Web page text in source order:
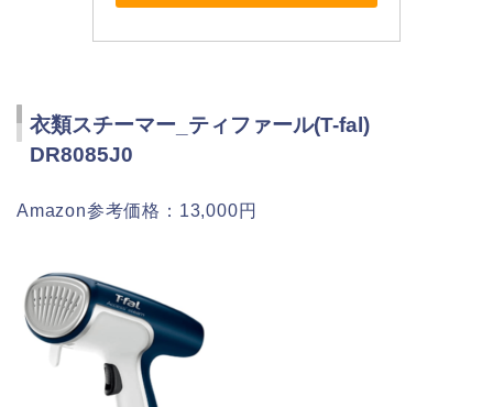
衣類スチーマー_ティファール(T-fal)
DR8085J0
Amazon参考価格：13,000円